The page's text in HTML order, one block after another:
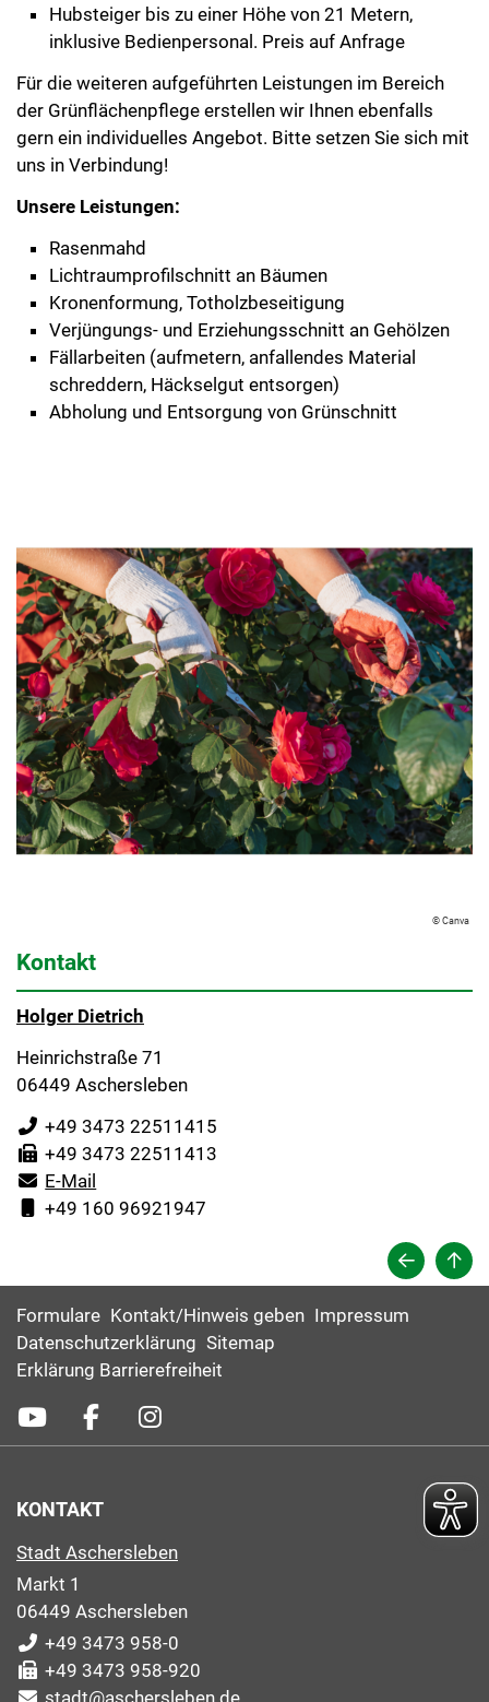
Hubsteiger bis zu einer Höhe von 21 Metern,
inklusive Bedienpersonal. Preis auf Anfrage
Für die weiteren aufgeführten Leistungen im Bereich
der Grünflächenpflege erstellen wir Ihnen ebenfalls
gern ein individuelles Angebot. Bitte setzen Sie sich mit
uns in Verbindung!
Unsere Leistungen:
Rasenmahd
Lichtraumprofilschnitt an Bäumen
Kronenformung, Totholzbeseitigung
Verjüngungs- und Erziehungsschnitt an Gehölzen
Fällarbeiten (aufmetern, anfallendes Material
schreddern, Häckselgut entsorgen)
Abholung und Entsorgung von Grünschnitt
© Canva
Kontakt
Holger Dietrich
Heinrichstraße 71
06449 Aschersleben
+49 3473 22511415
+49 3473 22511413
E-Mail
+49 160 96921947
Formulare Kontakt/Hinweis geben Impressum
Datenschutzerklärung Sitemap
Erklärung Barrierefreiheit
KONTAKT
Stadt Aschersleben
Markt 1
06449 Aschersleben
+49 3473 958-0
+49 3473 958-920